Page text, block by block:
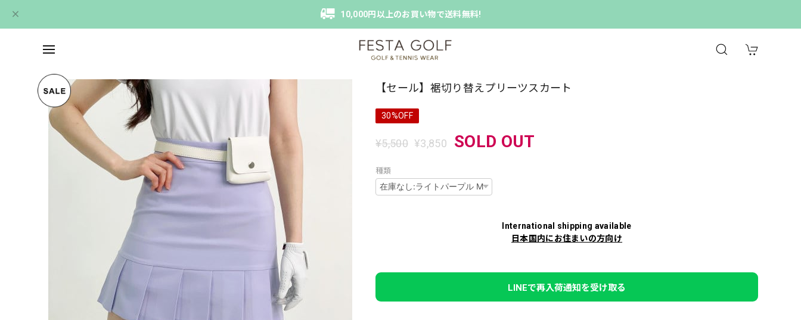
10,000円以上のお買い物で送料無料!
【セール】裾切り替えプリーツスカート
30%OFF
¥5,500 ¥3,850 SOLD OUT
種類
International shipping available
日本国内にお住まいの方向け
LINEで再入荷通知を受け取る